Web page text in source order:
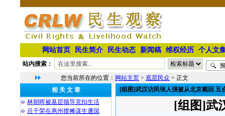
网站首页 民生简介 民生动态 新闻稿 维权经历 个人文
站内搜索：
您当前所在的位置： 网站主页 > 底层民众 > 正文
相 关 文 章
林朝晖被基层领导克扣生活
吕千荣在惠州摆摊谋生遭国
[组图]武汉访民张人强被从北京截回 五
[组图]武